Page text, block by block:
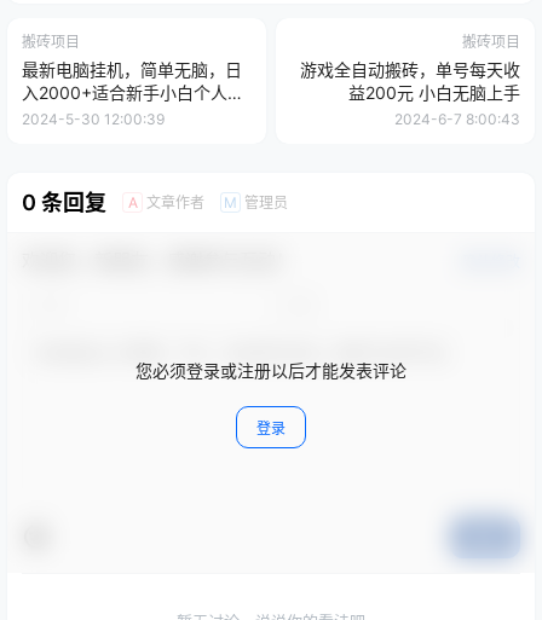
搬砖项目
最新电脑挂机，简单无脑，日
入2000+适合新手小白个人可
矩阵，工作室模...
2024-5-30 12:00:39
搬砖项目
游戏全自动搬砖，单号每天收
益200元 小白无脑上手
2024-6-7 8:00:43
0 条回复 A 文章作者 M 管理员
您必须登录或注册以后才能发表评论
登录